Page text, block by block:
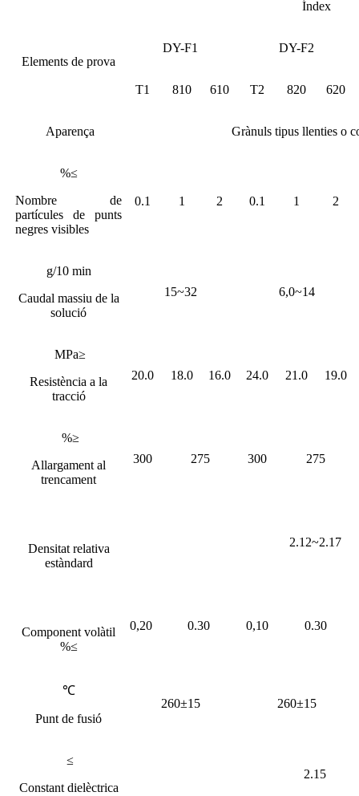
Elements de prova
Índex
DY-F1 DY-F2
T1 810 610 T2 820 620
Aparença Grànuls tipus llenties o
%≤
Nombre de
partícules de punts
negres visibles
0.1 1 2 0.1 1 2
g/10 min
Caudal massiu de la
solució
15~32 6,0~14
MPa≥
Resistència a la
tracció
20.0 18.0 16.0 24.0 21.0 19.0
%≥
Allargament al
trencament
300 275 300 275
Densitat relativa
estàndard
2.12~2.17
Component volàtil
%≤
0,20 0.30 0,10 0.30
℃
Punt de fusió
260±15 260±15
≤
Constant dielèctrica
2.15